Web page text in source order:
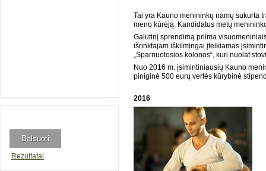
Rezultatai
Tai yra Kauno menininkų namų sukurta
meno kūrėją. Kandidatus metų
Galutinį sprendimą priima
išrinktajam iškilmingai įteikiamas
„Sparnuotosios kolonos“, kuri nuolat
Nuo 2016 m. įsimintiniausių Kauno
piniginė 500 eurų vertės kūrybinė
2016